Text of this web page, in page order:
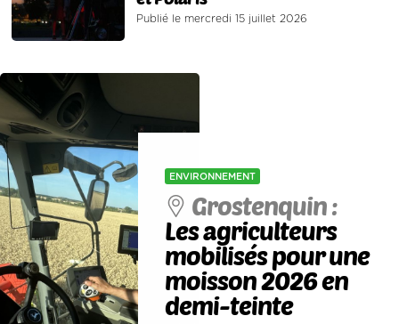
Publié le mercredi 15 juillet 2026
ENVIRONNEMENT
Grostenquin :
Les agriculteurs
mobilisés pour une
moisson 2026 en
demi-teinte